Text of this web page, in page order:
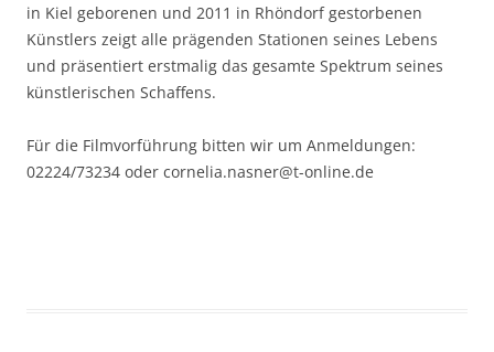
in Kiel geborenen und 2011 in Rhöndorf gestorbenen
Künstlers zeigt alle prägenden Stationen seines Lebens
und präsentiert erstmalig das gesamte Spektrum seines
künstlerischen Schaffens.
Für die Filmvorführung bitten wir um Anmeldungen:
02224/73234 oder cornelia.nasner@t-online.de